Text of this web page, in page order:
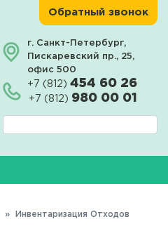
Перейти
основному
содержанию
Обратный звонок
г. Санкт-Петербург,
Пискаревский пр., 25,
офис 500
+7 (812) 454 60 26
+7 (812) 980 00 01
Инвентаризация Отходов